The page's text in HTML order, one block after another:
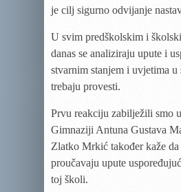
je cilj sigurno odvijanje
U svim predškolskim i
danas se analiziraju upute i
stvarnim stanjem i uvjetima u
trebaju provesti.
Prvu reakciju zabilježili smo
Gimnaziji Antuna Gustava
Zlatko Mrkić također kaže da
proučavaju upute
toj školi.